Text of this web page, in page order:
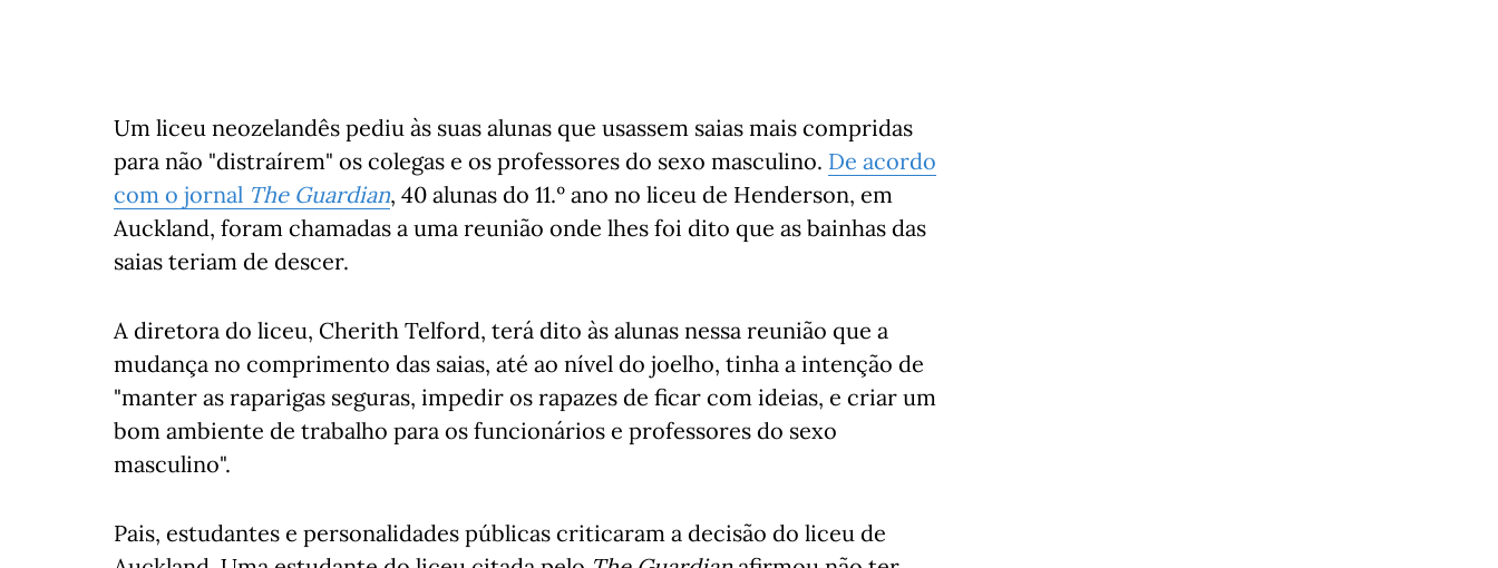
Um liceu neozelandês pediu às suas alunas que usassem saias mais compridas
para não "distraírem" os colegas e os professores do sexo masculino. De acordo
com o jornal The Guardian, 40 alunas do 11.º ano no liceu de Henderson, em
Auckland, foram chamadas a uma reunião onde lhes foi dito que as bainhas das
saias teriam de descer.
A diretora do liceu, Cherith Telford, terá dito às alunas nessa reunião que a
mudança no comprimento das saias, até ao nível do joelho, tinha a intenção de
"manter as raparigas seguras, impedir os rapazes de ficar com ideias, e criar um
bom ambiente de trabalho para os funcionários e professores do sexo
masculino".
Pais, estudantes e personalidades públicas criticaram a decisão do liceu de